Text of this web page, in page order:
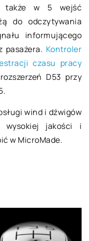
także w 5 wejść
do odczytywania
informującego
pasażera. Kontroler
czasu pracy
D53 przy
wind i dźwigów
wysokiej jakości i
w MicroMade.